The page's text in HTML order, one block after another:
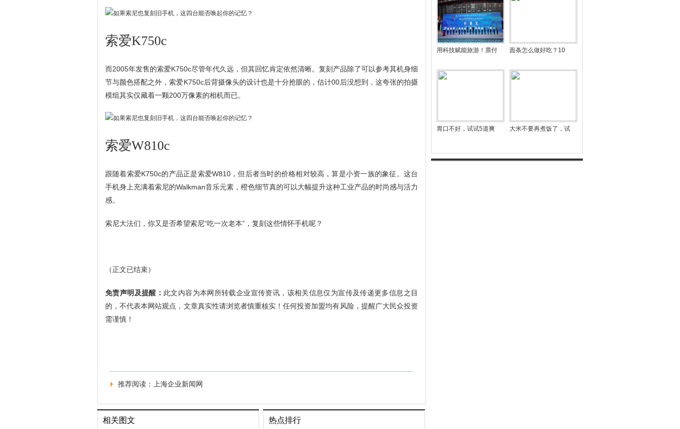
索爱K750c
而2005年发售的索爱K750c尽管年代久远，但其回忆肯定依然清晰。复刻产品除了可以参考其机身细
节与颜色搭配之外，索爱K750c后背摄像头的设计也是十分抢眼的，估计00后没想到，这夸张的拍摄
模组其实仅藏着一颗200万像素的相机而已。
索爱W810c
跟随着索爱K750c的产品正是索爱W810，但后者当时的价格相对较高，算是小资一族的象征。这台
手机身上充满着索尼的Walkman音乐元素，橙色细节真的可以大幅提升这种工业产品的时尚感与活力
感。
索尼大法们，你又是否希望索尼“吃一次老本”，复刻这些情怀手机呢？
（正文已结束）
免责声明及提醒： 此文内容为本网所转载企业宣传资讯，该相关信息仅为宣传及传递更多信息之目
的，不代表本网站观点，文章真实性请浏览者慎重核实！任何投资加盟均有风险，提醒广大民众投资
需谨慎！
推荐阅读： 上海企业新闻网
相关图文 热点排行
用科技赋能旅游！票付 面条怎么做好吃？10
胃口不好，试试5道爽 大米不要再煮饭了，试